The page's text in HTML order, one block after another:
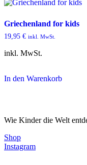
Griechenland for kids
19,95 € inkl. MwSt.
inkl. MwSt.
In den Warenkorb
Wie Kinder die Welt
Shop
Instagram